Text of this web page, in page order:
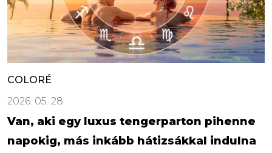
COLORÉ
2026. 05. 28.
Van, aki egy luxus tengerparton pihenne
napokig, más inkább hátizsákkal indulna